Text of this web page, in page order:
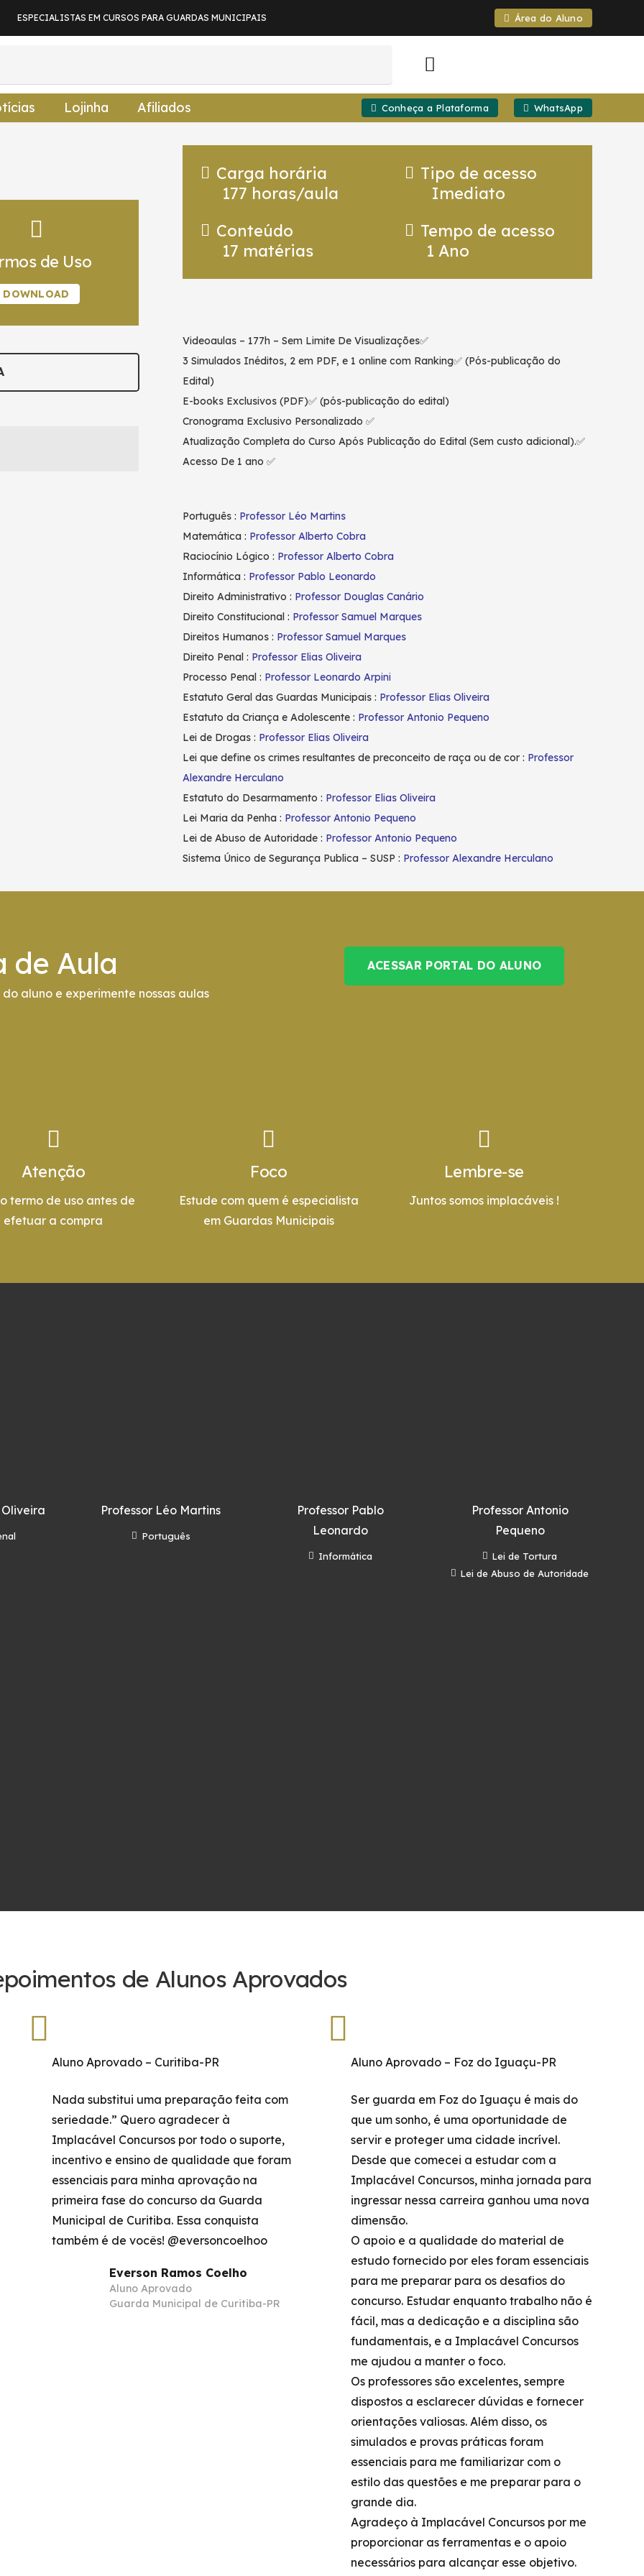
ESPECIALISTAS EM CURSOS PARA GUARDAS MUNICIPAIS Área do Aluno
Lojinha Afiliados Conheça a Plataforma WhatsApp
de Uso
DOWNLOAD
Carga horária
177 horas/aula
Conteúdo
17 matérias
Tipo de acesso
Imediato
Tempo de acesso
1 Ano
Videoaulas – 177h – Sem Limite De Visualizações✅
3 Simulados Inéditos, 2 em PDF, e 1 online com Ranking✅ (Pós-publicação do
Edital)
E-books Exclusivos (PDF)✅ (pós-publicação do edital)
Cronograma Exclusivo Personalizado ✅
Atualização Completa do Curso Após Publicação do Edital (Sem custo adicional).✅
Acesso De 1 ano ✅
Português : Professor Léo Martins
Matemática : Professor Alberto Cobra
Raciocínio Lógico : Professor Alberto Cobra
Informática : Professor Pablo Leonardo
Direito Administrativo : Professor Douglas Canário
Direito Constitucional : Professor Samuel Marques
Direitos Humanos : Professor Samuel Marques
Direito Penal : Professor Elias Oliveira
Processo Penal : Professor Leonardo Arpini
Estatuto Geral das Guardas Municipais : Professor Elias Oliveira
Estatuto da Criança e Adolescente : Professor Antonio Pequeno
Lei de Drogas : Professor Elias Oliveira
Lei que define os crimes resultantes de preconceito de raça ou de cor : Professor
Alexandre Herculano
Estatuto do Desarmamento : Professor Elias Oliveira
Lei Maria da Penha : Professor Antonio Pequeno
Lei de Abuso de Autoridade : Professor Antonio Pequeno
Sistema Único de Segurança Publica – SUSP : Professor Alexandre Herculano
de Aula
aluno e experimente nossas aulas
ACESSAR PORTAL DO ALUNO
Atenção
termo de uso antes de
efetuar a compra
Foco
Estude com quem é especialista
em Guardas Municipais
Lembre-se
Juntos somos implacáveis !
Oliveira Professor Léo Martins
Português
Professor Pablo
Leonardo
Informática
Professor Antonio
Pequeno
Lei de Tortura
Lei de Abuso de Autoridade
de Alunos Aprovados
Aluno Aprovado – Curitiba-PR
Nada substitui uma preparação feita com
seriedade.” Quero agradecer à
Implacável Concursos por todo o suporte,
incentivo e ensino de qualidade que foram
essenciais para minha aprovação na
primeira fase do concurso da Guarda
Municipal de Curitiba. Essa conquista
também é de vocês! @eversoncoelhoo
Everson Ramos Coelho
Aluno Aprovado
Guarda Municipal de Curitiba-PR
Aluno Aprovado – Foz do Iguaçu-PR
Ser guarda em Foz do Iguaçu é mais do
que um sonho, é uma oportunidade de
servir e proteger uma cidade incrível.
Desde que comecei a estudar com a
Implacável Concursos, minha jornada para
ingressar nessa carreira ganhou uma nova
dimensão.
O apoio e a qualidade do material de
estudo fornecido por eles foram essenciais
para me preparar para os desafios do
concurso. Estudar enquanto trabalho não é
fácil, mas a dedicação e a disciplina são
fundamentais, e a Implacável Concursos
me ajudou a manter o foco.
Os professores são excelentes, sempre
dispostos a esclarecer dúvidas e fornecer
orientações valiosas. Além disso, os
simulados e provas práticas foram
essenciais para me familiarizar com o
estilo das questões e me preparar para o
grande dia.
Agradeço à Implacável Concursos por me
proporcionar as ferramentas e o apoio
necessários para alcançar esse objetivo.